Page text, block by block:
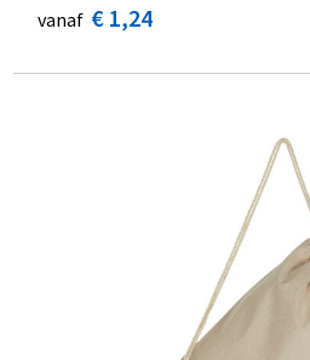
vanaf € 1,24